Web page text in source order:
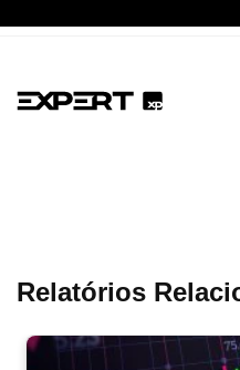
Relatórios